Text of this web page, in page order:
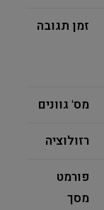
זמן תגובה
מס' גוונים
רזולוציה
פורמט
מסך